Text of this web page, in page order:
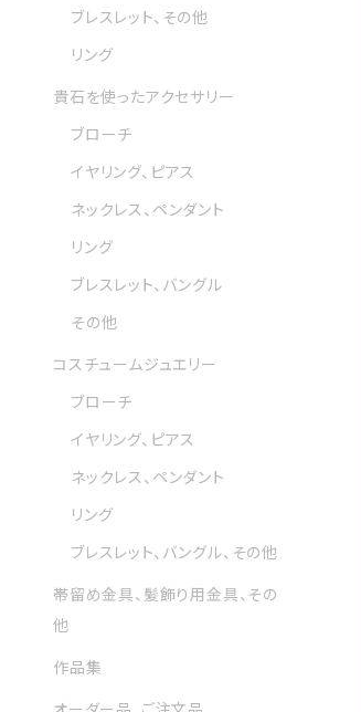
ブレスレット、その他
リング
貴石を使ったアクセサリー
ブローチ
イヤリング、ピアス
ネックレス、ペンダント
リング
ブレスレット、バングル
その他
コスチュームジュエリー
ブローチ
イヤリング、ピアス
ネックレス、ペンダント
リング
ブレスレット、バングル、その他
帯留め金具、髪飾り用金具、その
他
作品集